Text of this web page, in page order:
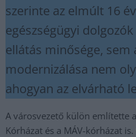
szerinte az elmúlt 16
egészségügyi
ellátás minősége, sem
modernizálása nem
ahogyan az elvárható
A városvezető külön említette
Kórházat és a MÁV-kórházat